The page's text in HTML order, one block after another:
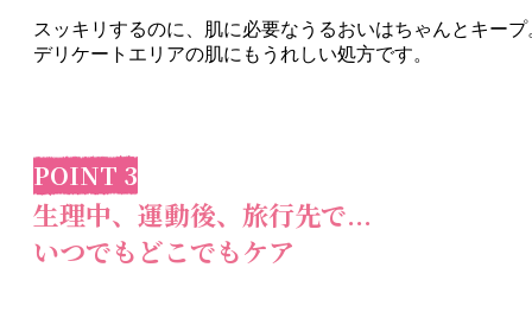
スッキリするのに、肌に必要なうるおいはちゃんとキープ
デリケートエリアの肌にもうれしい処方です。
POINT 3
生理中、運動後、旅行先で...
いつでもどこでもケア